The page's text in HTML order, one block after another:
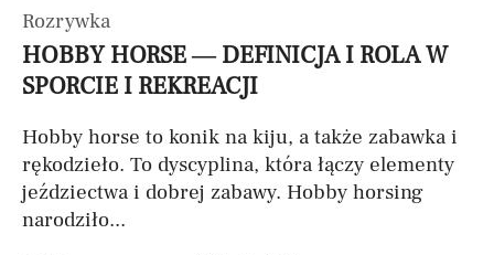
Rozrywka
HOBBY HORSE — DEFINICJA I ROLA W
SPORCIE I REKREACJI
Hobby horse to konik na kiju, a także zabawka i
rękodzieło. To dyscyplina, która łączy elementy
jeździectwa i dobrej zabawy. Hobby horsing
narodziło...